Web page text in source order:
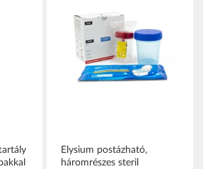
Elysium postázható,
háromrészes steril